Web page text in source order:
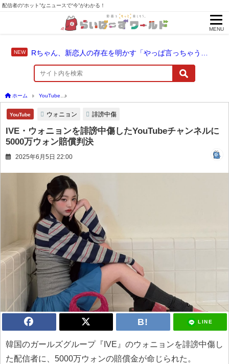
配信者の“ホット”なニュースで“今”がわかる！
MENU
ホーム YouTube
YouTube ウォニョン 誹謗中傷
IVE・ウォニョンを誹謗中傷したYouTubeチャンネルに
5000万ウォン賠償判決
2025年6月5日 22:00
LINE
韓国のガールズグループ『IVE』のウォニョンを誹謗中傷し
た配信者に、5000万ウォンの賠償金が命じられた。